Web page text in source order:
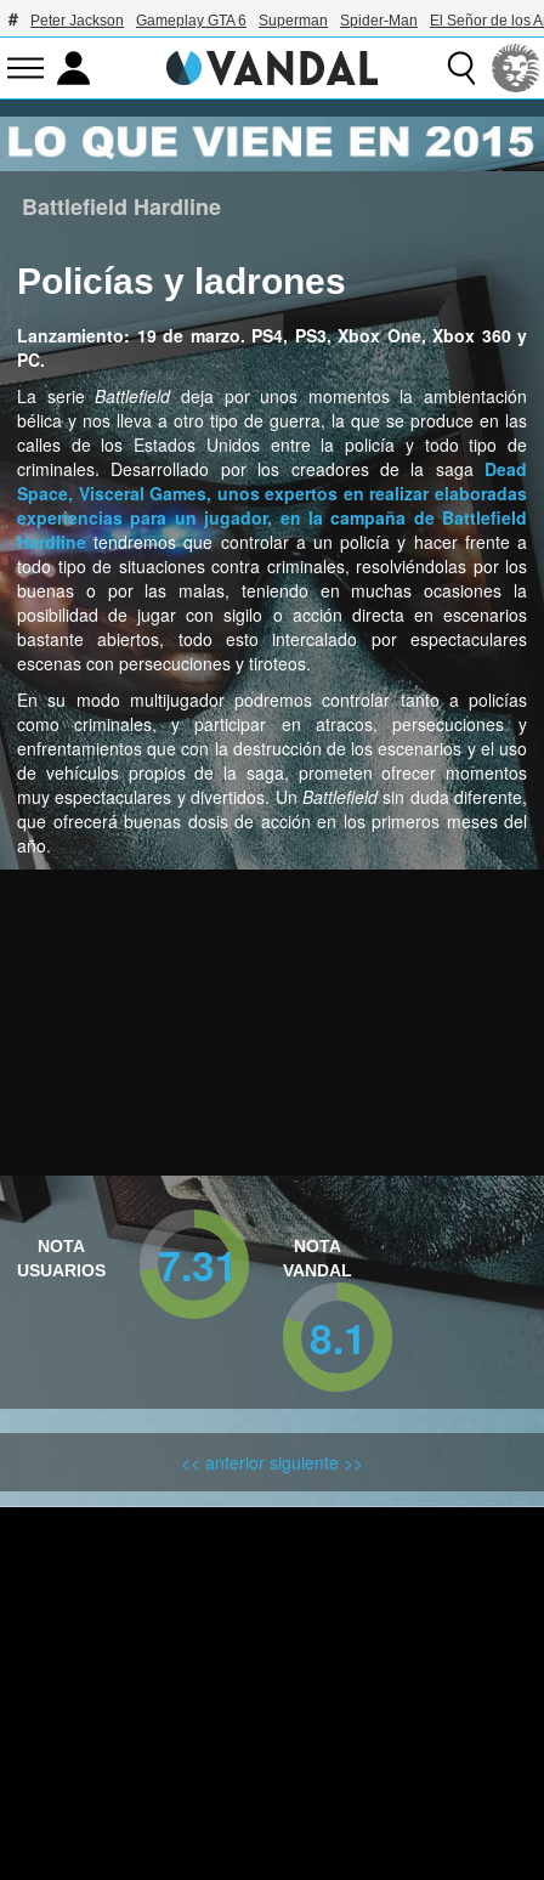
Peter Jackson Gameplay GTA 6 Superman Spider-Man El Señor de los
Battlefield Hardline
Policías y ladrones
Lanzamiento: 19 de marzo. PS4, PS3, Xbox One, Xbox 360 y
PC.
La serieBattlefielddeja por unos momentos la ambientación
bélica y nos lleva a otro tipo de guerra, la que se produce en las
calles de los Estados Unidos entre la policía y todo tipo de
criminales. Desarrollado por los creadores de la saga Dead
Space, Visceral Games, unos expertos en realizar elaboradas
experiencias para un jugador, en la campaña deBattlefield
Hardlinetendremos que controlar a un policía y hacer frente a
todo tipo de situaciones contra criminales, resolviéndolas por los
buenas o por las malas, teniendo en muchas ocasiones la
posibilidad de jugar con sigilo o acción directa en escenarios
bastante abiertos, todo esto intercalado por espectaculares
escenas con persecuciones y tiroteos.
En su modo multijugador podremos controlar tanto a policías
como criminales, y participar en atracos, persecuciones y
enfrentamientos que con la destrucción de los escenarios y el uso
de vehículos propios de la saga, prometen ofrecer momentos
muy espectaculares y divertidos. UnBattlefieldsin duda diferente,
que ofrecerá buenas dosis de acción en los primeros meses del
año.
NOTA
USUARIOS
7.31
NOTA
VANDAL
8.1
<< anterior siguiente >>